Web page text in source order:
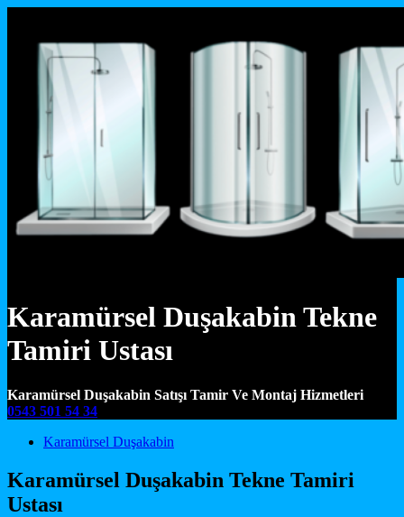
Karamürsel Duşakabin Tekne
Tamiri Ustası
Karamürsel Duşakabin Satışı Tamir Ve Montaj Hizmetleri
0543 501 54 34
Main Navigation
Karamürsel Duşakabin
Karamürsel Duşakabin Tekne Tamiri
Ustası